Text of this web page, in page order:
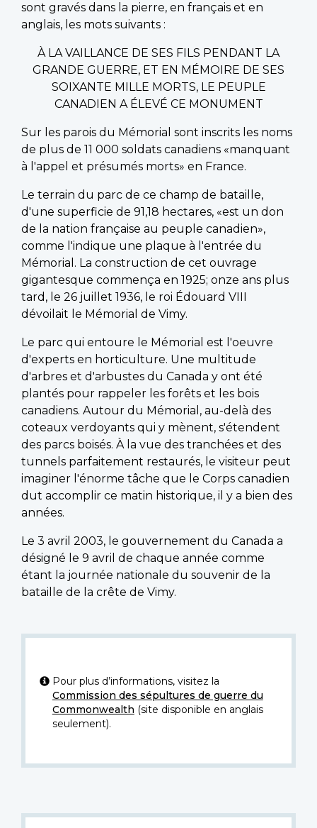
sont gravés dans la pierre, en français et en
anglais, les mots suivants :
À LA VAILLANCE DE SES FILS PENDANT LA
GRANDE GUERRE, ET EN MÉMOIRE DE SES
SOIXANTE MILLE MORTS, LE PEUPLE
CANADIEN A ÉLEVÉ CE MONUMENT
Sur les parois du Mémorial sont inscrits les noms
de plus de 11 000 soldats canadiens «manquant
à l'appel et présumés morts» en France.
Le terrain du parc de ce champ de bataille,
d'une superficie de 91,18 hectares, «est un don
de la nation française au peuple canadien»,
comme l'indique une plaque à l'entrée du
Mémorial. La construction de cet ouvrage
gigantesque commença en 1925; onze ans plus
tard, le 26 juillet 1936, le roi Édouard VIII
dévoilait le Mémorial de Vimy.
Le parc qui entoure le Mémorial est l'oeuvre
d'experts en horticulture. Une multitude
d'arbres et d'arbustes du Canada y ont été
plantés pour rappeler les forêts et les bois
canadiens. Autour du Mémorial, au-delà des
coteaux verdoyants qui y mènent, s'étendent
des parcs boisés. À la vue des tranchées et des
tunnels parfaitement restaurés, le visiteur peut
imaginer l'énorme tâche que le Corps canadien
dut accomplir ce matin historique, il y a bien des
années.
Le 3 avril 2003, le gouvernement du Canada a
désigné le 9 avril de chaque année comme
étant la journée nationale du souvenir de la
bataille de la crête de Vimy.
Pour plus d’informations, visitez la
Commission des sépultures de guerre du
Commonwealth (site disponible en anglais
seulement).